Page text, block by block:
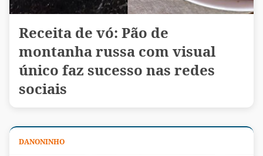
Receita de vó: Pão de
montanha russa com visual
único faz sucesso nas redes
sociais
DANONINHO